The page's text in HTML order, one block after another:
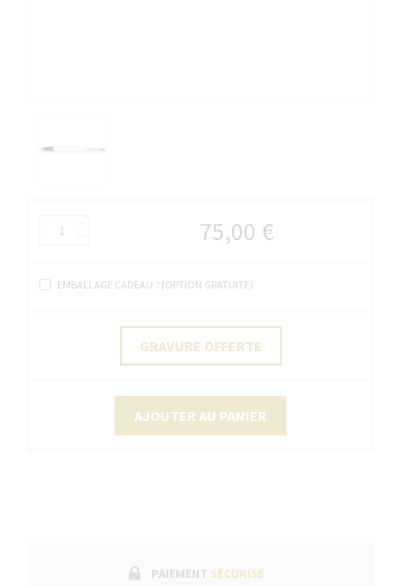
75,00 €
EMBALLAGE CADEAU ? (OPTION GRATUITE)
GRAVURE OFFERTE
AJOUTER AU PANIER
PAIEMENT SÉCURISÉ